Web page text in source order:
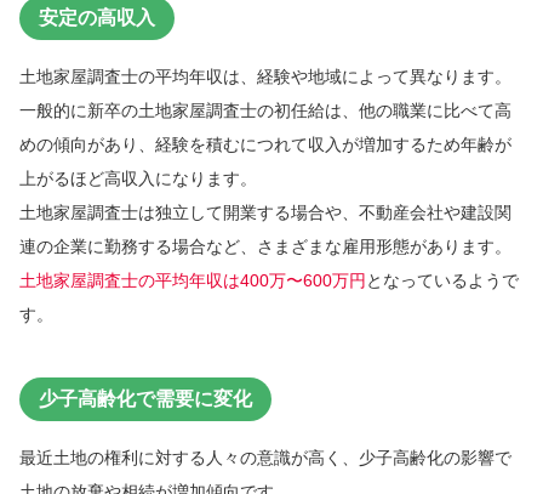
安定の高収入
土地家屋調査士の平均年収は、経験や地域によって異なります。
一般的に新卒の土地家屋調査士の初任給は、他の職業に比べて高
めの傾向があり、経験を積むにつれて収入が増加するため年齢が
上がるほど高収入になります。
土地家屋調査士は独立して開業する場合や、不動産会社や建設関
連の企業に勤務する場合など、さまざまな雇用形態があります。
土地家屋調査士の平均年収は400万〜600万円 となっているようで
す。
少子高齢化で需要に変化
最近土地の権利に対する人々の意識が高く、少子高齢化の影響で